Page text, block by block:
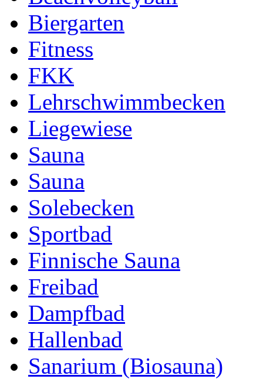
Biergarten
Fitness
FKK
Lehrschwimmbecken
Liegewiese
Sauna
Sauna
Solebecken
Sportbad
Finnische Sauna
Freibad
Dampfbad
Hallenbad
Sanarium (Biosauna)